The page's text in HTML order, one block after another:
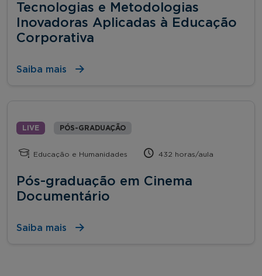
Tecnologias e Metodologias
Inovadoras Aplicadas à Educação
Corporativa
Saiba mais
LIVE PÓS-GRADUAÇÃO
Educação e Humanidades 432 horas/aula
Pós-graduação em Cinema
Documentário
Saiba mais